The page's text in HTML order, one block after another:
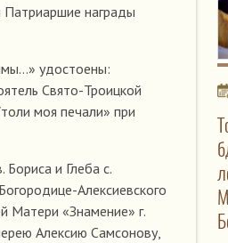
Патриаршие награды
удостоены:
Свято-Троицкой
моя печали» при
и Глеба с.
Алексиевского
Матери «Знамение» г.
Алексию Самсонову,